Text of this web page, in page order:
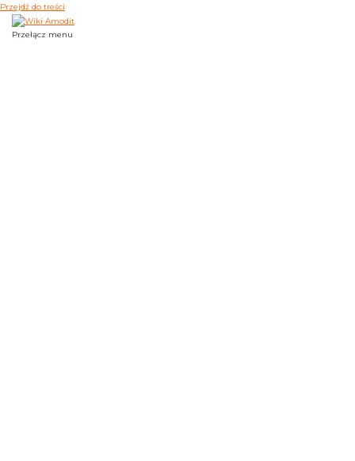
Przejdź do treści
Przełącz menu